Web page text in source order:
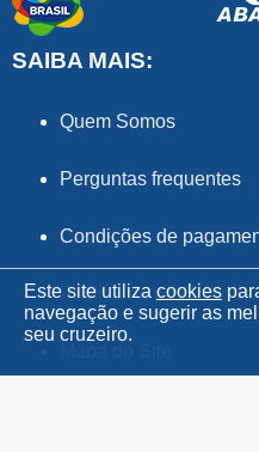
SAIBA MAIS:
Quem Somos
Perguntas frequentes
Condições de
Política de privacidade
Este site utiliza cookies
navegação e sugerir as
seu cruzeiro.